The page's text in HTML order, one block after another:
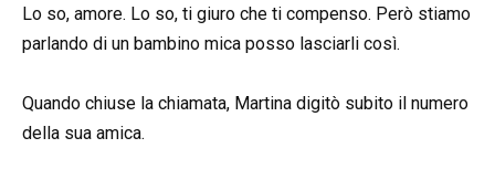
Lo so, amore. Lo so, ti giuro che ti compenso. Però stiamo
parlando di un bambino mica posso lasciarli così.
Quando chiuse la chiamata, Martina digitò subito il numero
della sua amica.